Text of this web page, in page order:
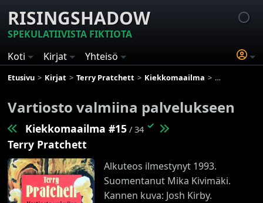
RISINGSHADOW
SPEKULATIIVISTA FIKTIOTA
Koti
Kirjat Yhteisö
Etusivu Kirjat Terry Pratchett Kiekkomaailma Vartiosto
Vartiosto valmiina palvelukseen
Kiekkomaailma #15 / 34 ✓
Terry Pratchett
Alkuteos ilmestynyt 1993.
Suomentanut Mika Kivimäki.
Kannen kuva: Josh Kirby.